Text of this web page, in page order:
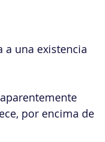
a una existencia
por encima de